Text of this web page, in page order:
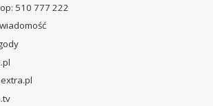
510 777 222